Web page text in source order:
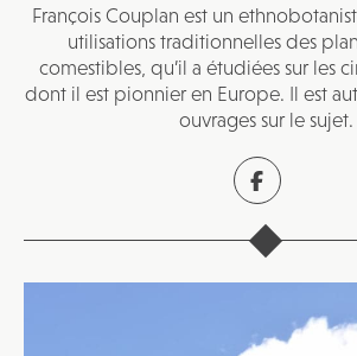
François Couplan est un
utilisations traditionnelles des
comestibles, qu’il a étudiées sur les
dont il est pionnier en Europe. Il est
ouvrages sur le sujet.